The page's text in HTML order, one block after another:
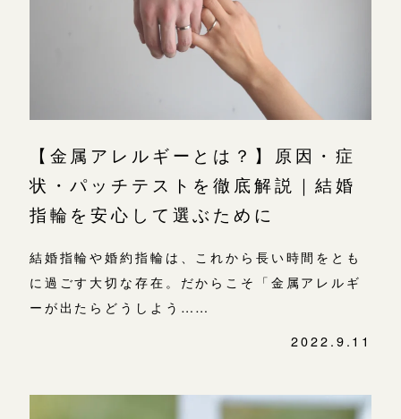
【金属アレルギーとは？】原因・症
状・パッチテストを徹底解説｜結婚
指輪を安心して選ぶために
結婚指輪や婚約指輪は、これから長い時間をとも
に過ごす大切な存在。だからこそ「金属アレルギ
ーが出たらどうしよう……
2022.9.11